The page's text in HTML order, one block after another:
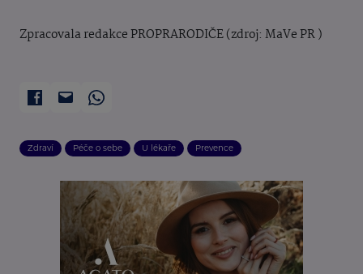
Zpracovala redakce PROPRARODIČE (zdroj: MaVe PR )
Zdraví Péče o sebe U lékaře Prevence